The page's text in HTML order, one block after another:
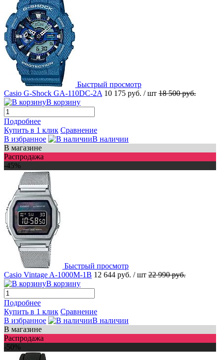
Быстрый просмотр
Casio G-Shock GA-110DC-2A 10 175 руб. / шт 18 500 руб.
В корзину
Подробнее
Купить в 1 клик Сравнение
В избранное
В наличии
В магазине
Распродажа
-45%
Быстрый просмотр
Casio Vintage A-1000M-1B 12 644 руб. / шт 22 990 руб.
В корзину
Подробнее
Купить в 1 клик Сравнение
В избранное
В наличии
В магазине
Распродажа
-50%